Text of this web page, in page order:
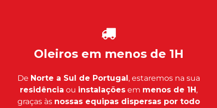
Oleiros em menos de 1H
De Norte a Sul de Portugal, estaremos na sua
residência ou instalaçõesem menos de 1H,
graças às nossas equipas dispersas por todo